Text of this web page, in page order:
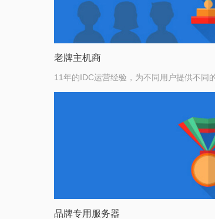
老牌主机商
11年的IDC运营经验，为不同用户提供不同
品牌专用服务器